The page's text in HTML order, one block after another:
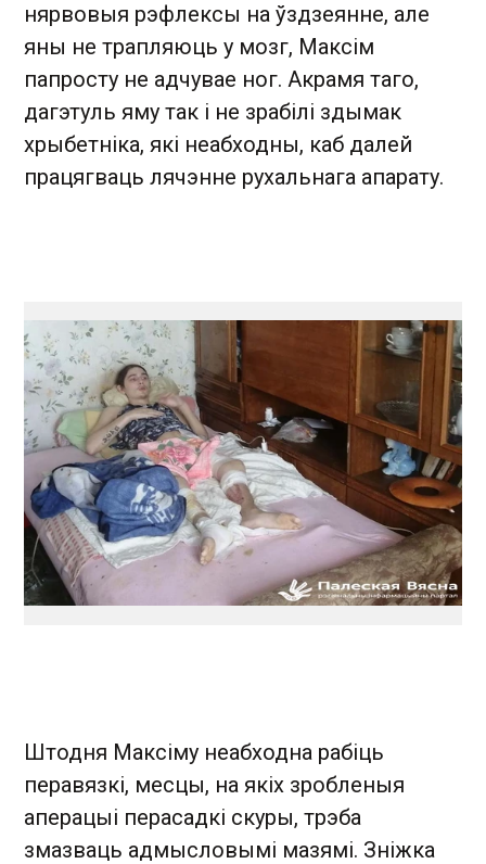
нярвовыя рэфлексы на ўздзеянне, але
яны не трапляюць у мозг, Максім
папросту не адчувае ног. Акрамя таго,
дагэтуль яму так і не зрабілі здымак
хрыбетніка, які неабходны, каб далей
працягваць лячэнне рухальнага апарату.
Штодня Максіму неабходна рабіць
перавязкі, месцы, на якіх зробленыя
аперацыі перасадкі скуры, трэба
змазваць адмысловымі мазямі. Зніжка